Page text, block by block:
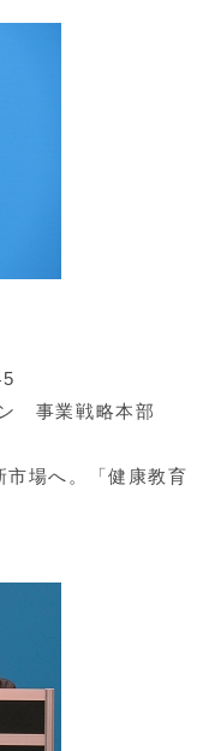
ン 事業戦略本部
場へ。「健康教育